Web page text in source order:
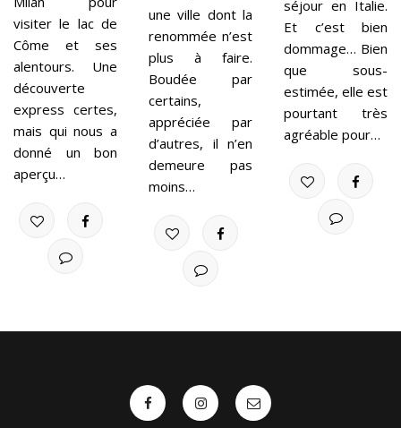
visiter le lac de
Côme et ses
alentours. Une
découverte
express certes,
mais qui nous a
donné un bon
aperçu…
une ville dont la
renommée n’est
plus à faire.
Boudée par
certains,
appréciée par
d’autres, il n’en
demeure pas
moins…
séjour en Italie.
Et c’est bien
dommage… Bien
que sous-
estimée, elle est
pourtant très
agréable pour…